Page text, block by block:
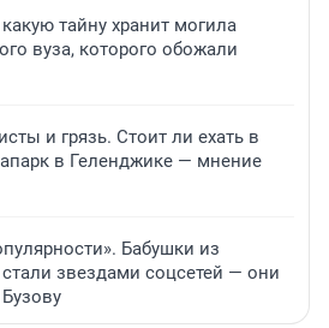
тайну хранит могила
вуза, которого обожали
и грязь. Стоит ли ехать в
в Геленджике — мнение
Бабушки из
звездами соцсетей — они